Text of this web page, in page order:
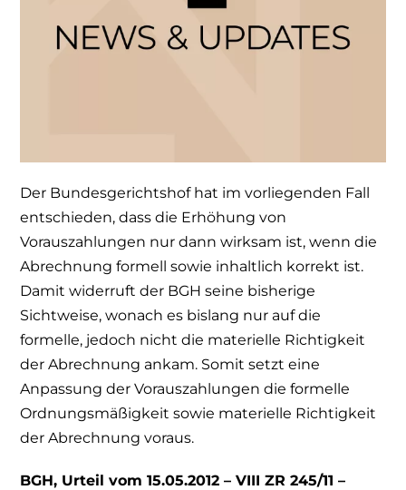
Der Bundesgerichtshof hat im vorliegenden Fall
entschieden, dass die Erhöhung von
Vorauszahlungen nur dann wirksam ist, wenn die
Abrechnung formell sowie inhaltlich korrekt ist.
Damit widerruft der BGH seine bisherige
Sichtweise, wonach es bislang nur auf die
formelle, jedoch nicht die materielle Richtigkeit
der Abrechnung ankam. Somit setzt eine
Anpassung der Vorauszahlungen die formelle
Ordnungsmäßigkeit sowie materielle Richtigkeit
der Abrechnung voraus.
BGH, Urteil vom 15.05.2012 – VIII ZR 245/11 –